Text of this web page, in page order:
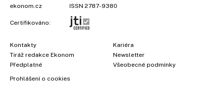
ekonom.cz
ISSN 2787-9380
Certifikováno:
Kontakty
Tiráž redakce Ekonom
Předplatné
Kariéra
Newsletter
Všeobecné podmínky
Prohlášení o cookies